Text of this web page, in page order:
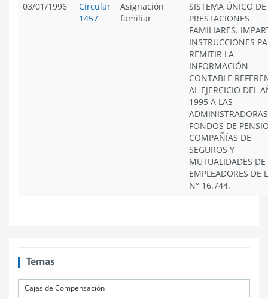
03/01/1996
Circular
1457
Asignación
familiar
SISTEMA ÚNICO DE
PRESTACIONES
FAMILIARES.
INSTRUCCIONES
REMITIR LA
INFORMACIÓN
CONTABLE
AL EJERCICIO DEL
1995 A LAS
FONDOS DE
COMPAÑÍAS DE
SEGUROS Y
MUTUALIDADES DE
EMPLEADORES DE
N° 16.744.
Temas
Cajas de Compensación